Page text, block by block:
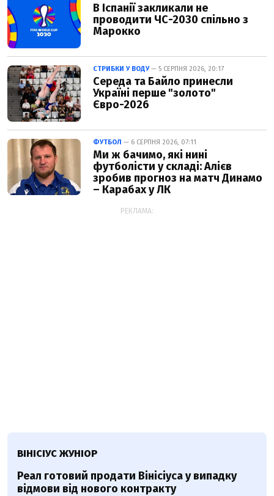
В Іспанії закликали не
проводити ЧС-2030 спільно з
Марокко
СТРИБКИ У ВОДУ— 5 СЕРПНЯ 2026, 20:17
Середа та Байло принесли
Україні перше "золото"
Євро-2026
ФУТБОЛ — 6 СЕРПНЯ 2026, 07:11
Ми ж бачимо, які нині
футболісти у складі: Алієв
зробив прогноз на матч Динамо
– Карабах у ЛК
РЕКЛАМА:
ВІНІСІУС ЖУНІОР
Реал готовий продати Вінісіуса у випадку
відмови від нового контракту